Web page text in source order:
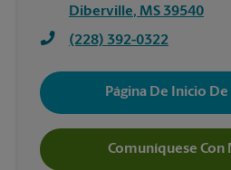
Diberville, MS 39540
(228) 392-0322
Página De Inicio
Comuníquese Con